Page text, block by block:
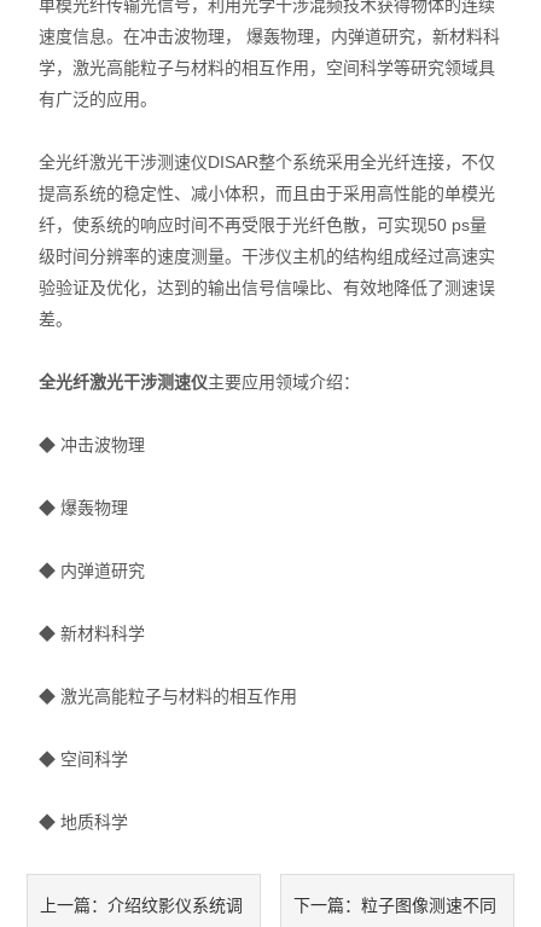
单模光纤传输光信号，利用光学干涉混频技术获得物体的连续
速度信息。在冲击波物理， 爆轰物理，内弹道研究，新材料科
学，激光高能粒子与材料的相互作用，空间科学等研究领域具
有广泛的应用。
全光纤激光干涉测速仪DISAR整个系统采用全光纤连接，不仅
提高系统的稳定性、减小体积，而且由于采用高性能的单模光
纤，使系统的响应时间不再受限于光纤色散，可实现50 ps量
级时间分辨率的速度测量。干涉仪主机的结构组成经过高速实
验验证及优化，达到的输出信号信噪比、有效地降低了测速误
差。
全光纤激光干涉测速仪主要应用领域介绍：
◆ 冲击波物理
◆ 爆轰物理
◆ 内弹道研究
◆ 新材料科学
◆ 激光高能粒子与材料的相互作用
◆ 空间科学
◆ 地质科学
上一篇：介绍纹影仪系统调 下一篇： 粒子图像测速不同